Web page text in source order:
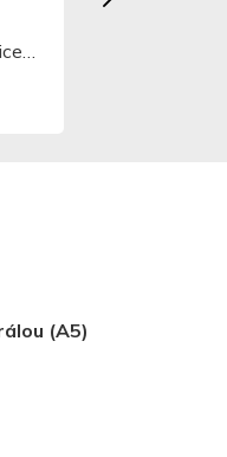
(A5)